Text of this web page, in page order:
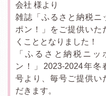
会社 様より
雑誌「ふるさと納税ニ
ポン！」をご提供いた
くこととなりました！
「ふるさと納税ニッ
ン！」2023-2024年冬
号より、毎号ご提供い
だきます。